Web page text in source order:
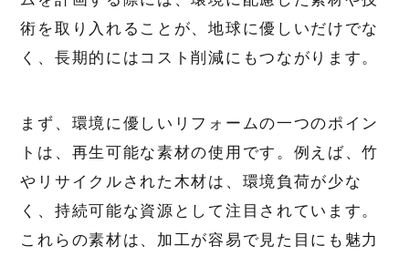
術を取り入れることが、地球に優しいだけでな
く、長期的にはコスト削減にもつながります。
まず、環境に優しいリフォームの一つのポイン
トは、再生可能な素材の使用です。例えば、竹
やリサイクルされた木材は、環境負荷が少な
く、持続可能な資源として注目されています。
これらの素材は、加工が容易で見た目にも魅力